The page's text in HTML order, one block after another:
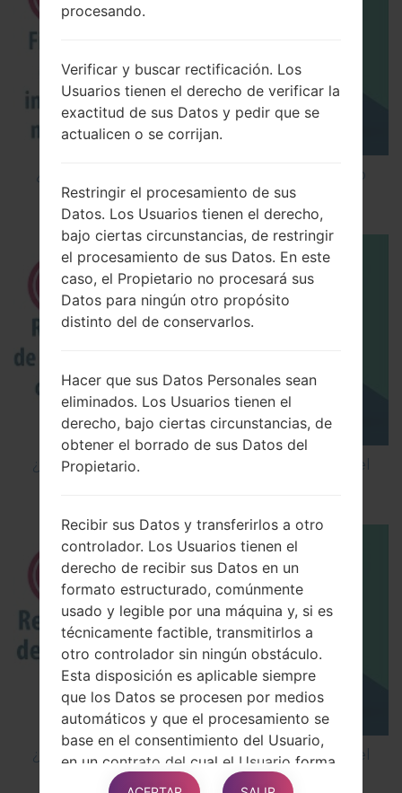
¿Cómo instalar Firmware Oficial en el teléfono
inteligente de LG mediante LG UP?
¿Cómo restablecer datos de fábrica a través del
¿Cómo restablecer datos de fábrica a través del
menú en LG G5 H850?
procesando.
Verificar y buscar rectificación. Los
Usuarios tienen el derecho de verificar la
exactitud de sus Datos y pedir que se
actualicen o se corrijan.
Restringir el procesamiento de sus
Datos. Los Usuarios tienen el derecho,
bajo ciertas circunstancias, de restringir
el procesamiento de sus Datos. En este
caso, el Propietario no procesará sus
Datos para ningún otro propósito
distinto del de conservarlos.
Hacer que sus Datos Personales sean
eliminados. Los Usuarios tienen el
derecho, bajo ciertas circunstancias, de
obtener el borrado de sus Datos del
Propietario.
Recibir sus Datos y transferirlos a otro
controlador. Los Usuarios tienen el
derecho de recibir sus Datos en un
formato estructurado, comúnmente
usado y legible por una máquina y, si es
técnicamente factible, transmitirlos a
otro controlador sin ningún obstáculo.
Esta disposición es aplicable siempre
que los Datos se procesen por medios
automáticos y que el procesamiento se
base en el consentimiento del Usuario,
en un contrato del cual el Usuario forma
parte o en obligaciones